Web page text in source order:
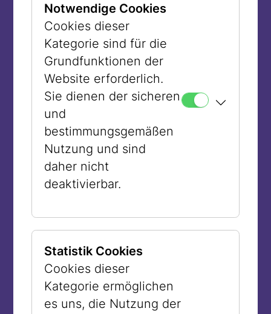
Aspangbahnhof gefahren wurden – und
wie die Deportierten von den
Wiener:innen dabei verhöhnt, bespuckt
und beworfen wurden. Österreichische
Firmen bewarben sich um Aufträge in
den Konzentrationslagern oder forderten
Zwangsarbeiter:innen an,
Kulturinstitutionen kamen in die KZs, um
für die Lager-SS zu spielen… Sie alle
sahen und wussten und nichts blieb im
Schatten der Nacht verborgen. Das Licht
ausgeknipst, um bei diesem Bild zu
bleiben, als niemand mehr etwas wissen
und Österreich sich als „erstes Opfer des
Nationalsozialismus“ sehen wollte – in
dieser Hinsicht könnte man die Zeit nach
Notwendige Cookies
Cookies dieser
Kategorie sind für die
Grundfunktionen der
Website erforderlich.
Sie dienen der sicheren
und
bestimmungsgemäßen
Nutzung und sind
daher nicht
deaktivierbar.
Statistik Cookies
Cookies dieser
Kategorie ermöglichen
es uns, die Nutzung der